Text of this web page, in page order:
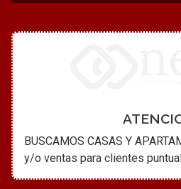
BUSCAMOS CASAS Y
y/o ventas para clientes